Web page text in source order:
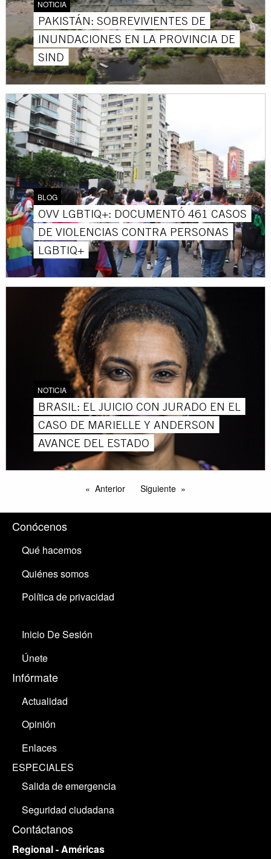
NOTICIA
PAKISTÁN: SOBREVIVIENTES DE
INUNDACIONES EN LA PROVINCIA DE
SIND
BLOG
OVV LGBTIQ+: DOCUMENTÓ 461 CASOS
DE VIOLENCIAS CONTRA PERSONAS
LGBTIQ+
NOTICIA
BRASIL: EL JUICIO CON JURADO EN EL
CASO DE MARIELLE Y ANDERSON
AVANCE DEL ESTADO
Anterior Siguiente
Conócenos
Qué hacemos
Quiénes somos
Política de privacidad
Inicio De Sesión
Únete
Infórmate
Actualidad
Opinión
Enlaces
ESPECIALES
Salida de emergencia
Seguridad ciudadana
Contáctanos
Regional - Américas